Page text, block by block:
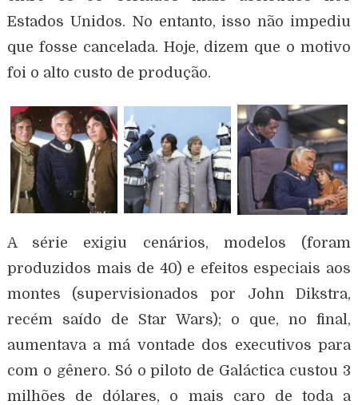
Estados Unidos. No entanto, isso não impediu
que fosse cancelada. Hoje, dizem que o motivo
foi o alto custo de produção.
A série exigiu cenários, modelos (foram
produzidos mais de 40) e efeitos especiais aos
montes (supervisionados por John Dikstra,
recém saído de Star Wars); o que, no final,
aumentava a má vontade dos executivos para
com o gênero. Só o piloto de Galáctica custou 3
milhões de dólares, o mais caro de toda a